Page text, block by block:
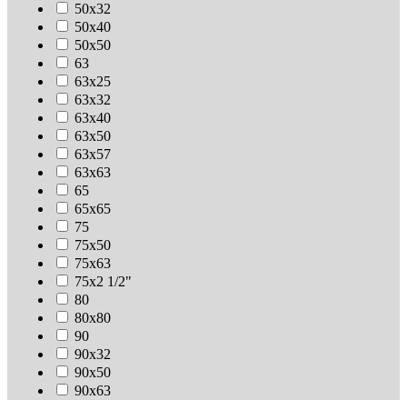
50х32
50х40
50х50
63
63х25
63х32
63х40
63х50
63х57
63х63
65
65х65
75
75х50
75х63
75х2 1/2"
80
80х80
90
90х32
90х50
90х63